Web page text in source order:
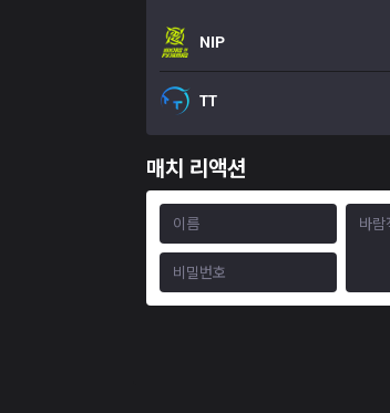
NIP
TT
매치 리액션